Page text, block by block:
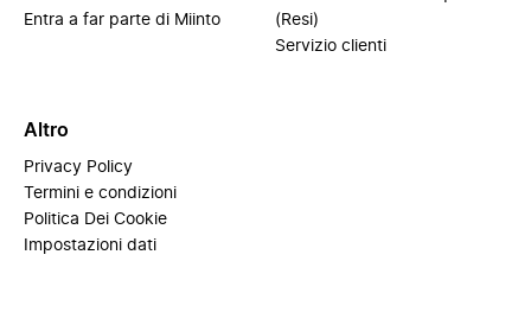
Entra a far parte di Miinto
(Resi)
Servizio clienti
Altro
Privacy Policy
Termini e condizioni
Politica Dei Cookie
Impostazioni dati